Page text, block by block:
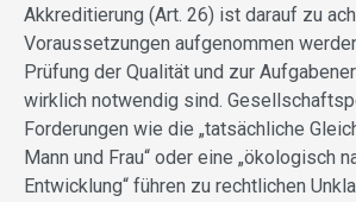
Akkreditierung (Art. 26) ist darauf zu
Voraussetzungen aufgenommen
Prüfung der Qualität und zur
wirklich notwendig sind.
Forderungen wie die „tatsächliche
Mann und Frau“ oder eine „ökologisch
Entwicklung“ führen zu rechtlichen